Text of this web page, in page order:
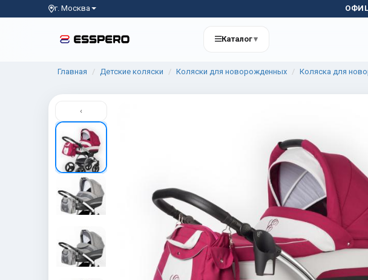
г. Москва
Каталог▾
Главная Детские коляски Коляски для новорожденных Коляска для
‹